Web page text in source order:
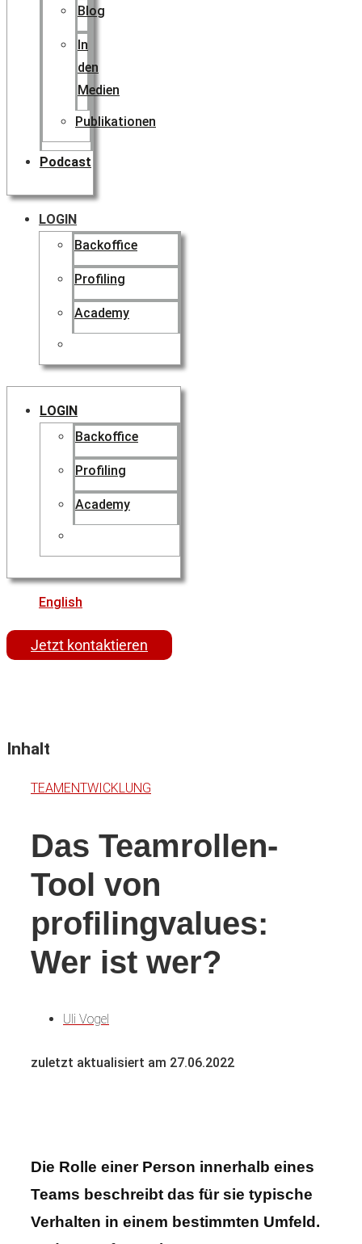
Blog
In
den
Medien
Publikationen
Podcast
LOGIN
Backoffice
Profiling
Academy
LOGIN
Backoffice
Profiling
Academy
English
Jetzt kontaktieren
Inhalt
TEAMENTWICKLUNG
Das Teamrollen-
Tool von
profilingvalues:
Wer ist wer?
Uli Vogel
zuletzt aktualisiert am 27.06.2022
Die Rolle einer Person innerhalb eines
Teams beschreibt das für sie typische
Verhalten in einem bestimmten Umfeld.